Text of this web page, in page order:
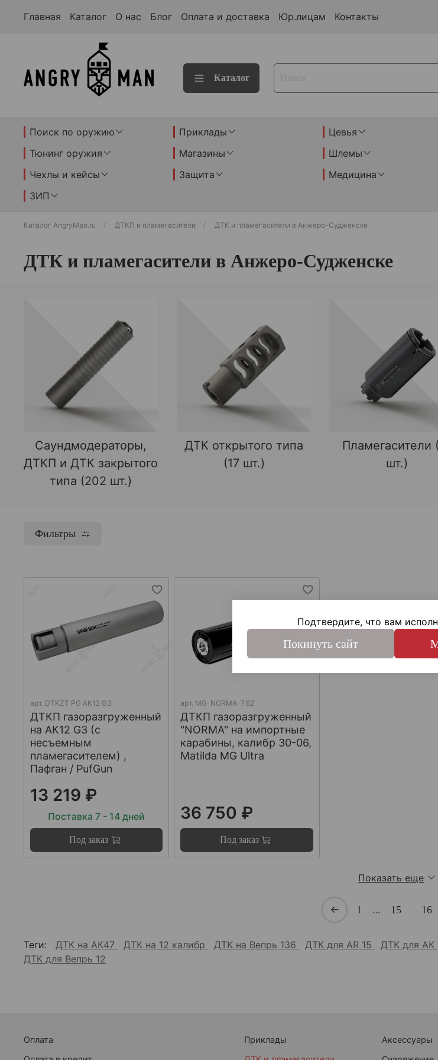
Главная Каталог О нас Блог Оплата и доставка Юр.лицам Контакты
Каталог
Поиск по оружию Приклады Цевья
Тюнинг оружия
Магазины Шлемы
Чехлы и кейсы
Защита Медицина
ЗИП
Каталог AngryMan.ru ДТКП и пламегасители ДТК и пламегасители в Анжеро-Судженске
ДТК и пламегасители в Анжеро-Судженске
Саундмодераторы,
ДТКП и ДТК закрытого
типа (202 шт.)
ДТК открытого типа
(17 шт.)
Пламегасители
шт.)
Фильтры
арт. DTKZT PG АК12 G3
ДТКП газоразгруженный
на АК12 G3 (с
несъемным
пламегасителем) ,
Пафган / PufGun
13 219 ₽
Поставка 7 - 14 дней
Под заказ
арт. MG-NORMA-7.62
ДТКП газоразгруженный
"NORMA" на импортные
карабины, калибр 30-06,
Matilda MG Ultra
36 750 ₽
Под заказ
Показать еще
1 … 15 16
Теги: ДТК на АК47 ДТК на 12 калибр ДТК на Вепрь 136 ДТК для AR 15 ДТК для АК
ДТК для Вепрь 12
Оплата
Приклады
Аксессуары
Подтвердите, что вам
Покинуть сайт